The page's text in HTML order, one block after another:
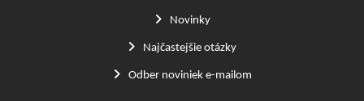
Novinky
Najčastejšie otázky
Odber noviniek e-mailom